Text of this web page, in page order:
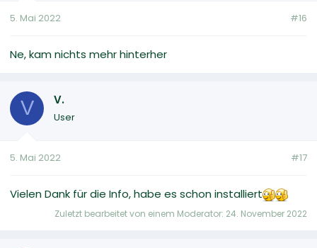
5. Mai 2022 #16
Ne, kam nichts mehr hinterher
V V.
User
5. Mai 2022 #17
Vielen Dank für die Info, habe es schon installiert
Zuletzt bearbeitet von einem Moderator: 24. November 2022